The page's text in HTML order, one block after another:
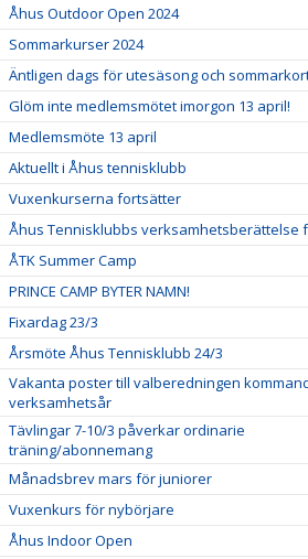
Åhus Outdoor Open 2024
Sommarkurser 2024
Äntligen dags för utesäsong och
Glöm inte medlemsmötet imorgon 13 april!
Medlemsmöte 13 april
Aktuellt i Åhus tennisklubb
Vuxenkurserna fortsätter
Åhus Tennisklubbs verksamhetsberättelse
ÅTK Summer Camp
PRINCE CAMP BYTER NAMN!
Fixardag 23/3
Årsmöte Åhus Tennisklubb 24/3
Vakanta poster till valberedningen
verksamhetsår
Tävlingar 7-10/3 påverkar ordinarie
träning/abonnemang
Månadsbrev mars för juniorer
Vuxenkurs för nybörjare
Åhus Indoor Open